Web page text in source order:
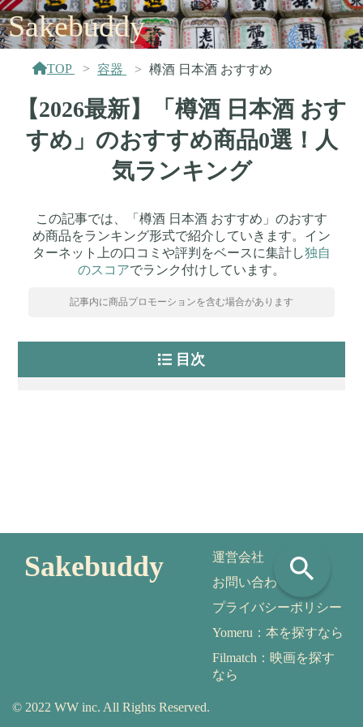
Sakebuddy
TOP 容器 樽酒 日本酒 おすすめ
【2026最新】「樽酒 日本酒 おす
すめ」のおすすめ商品0選！人
気ランキング
この記事では、「樽酒 日本酒 おすすめ」のおすす
め商品をランキング形式で紹介していきます。イン
ターネット上の口コミや評判をベースに集計し独自
のスコアでランク付けしています。
記事内に商品プロモーションを含む場合があります
目次
search
Sakebuddy
運営会社
お問い合わせ
プライバシーポリシー
Yomeru：本を探すなら
Filmatch：映画を探す
なら
© 2022 WW inc. All Rights Reserved.